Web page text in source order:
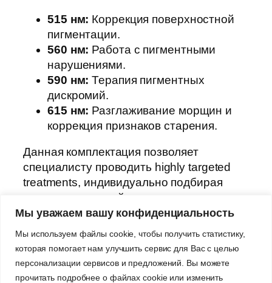
Мы уважаем вашу конфиденциальность
Мы используем файлы cookie, чтобы получить статистику,
которая помогает нам улучшить сервис для Вас с целью
персонализации сервисов и предложений. Вы можете
прочитать подробнее о файлах cookie или изменить
515 нм: Коррекция поверхностной
пигментации.
560 нм: Работа с пигментными
нарушениями.
590 нм: Терапия пигментных
дискромий.
615 нм: Разглаживание морщин и
коррекция признаков старения.
Данная комплектация позволяет
специалисту проводить highly targeted
treatments, индивидуально подбирая
параметры воздействия для каждого
клиента.